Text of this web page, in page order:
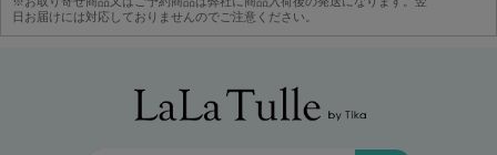
日お届けには対応しておりませんのでご注意ください。